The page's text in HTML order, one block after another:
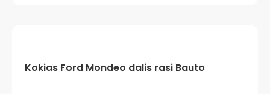
Kokias Ford Mondeo dalis rasi Bauto